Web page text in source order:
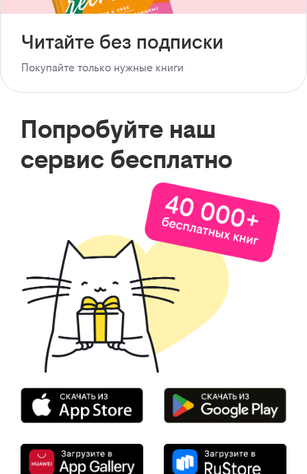
Читайте без подписки
Покупайте только нужные книги
Попробуйте наш
сервис бесплатно